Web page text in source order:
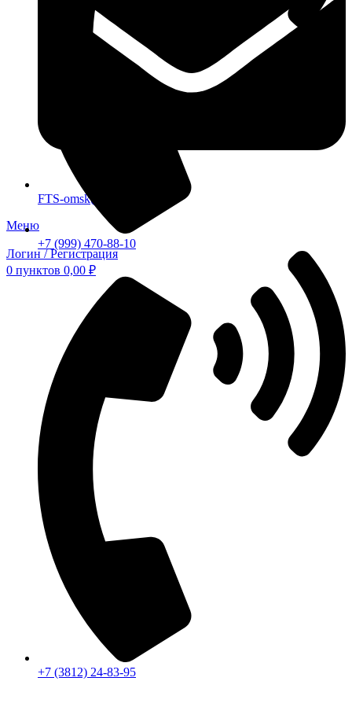
FTS-omsk@mail.ru
Меню
Логин / Регистрация
0 пунктов 0,00 ₽
+7 (999) 470-88-10
+7 (3812) 24-83-95